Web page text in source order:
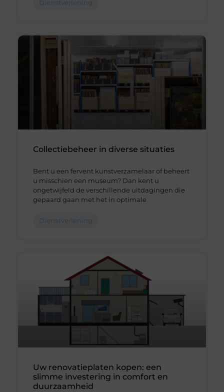
Dienstverlening
Collectiebeheer in diverse situaties
Bent u een fervent kunstverzamelaar of beheert
u misschien een museum? Dan kent u
ongetwijfeld de verschillende uitdagingen die
gepaard gaan met het in optimale
Dienstverlening
Uw renovatieplaten kopen: een
slimme investering in comfort en
duurzaamheid